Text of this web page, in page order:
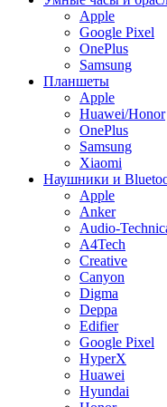
Apple
Google Pixel
OnePlus
Samsung
Планшеты
Apple
Huawei/Honor
OnePlus
Samsung
Xiaomi
Наушники и
Apple
Anker
Audio-
A4Tech
Creative
Canyon
Digma
Deppa
Edifier
Google Pixel
HyperX
Huawei
Hyundai